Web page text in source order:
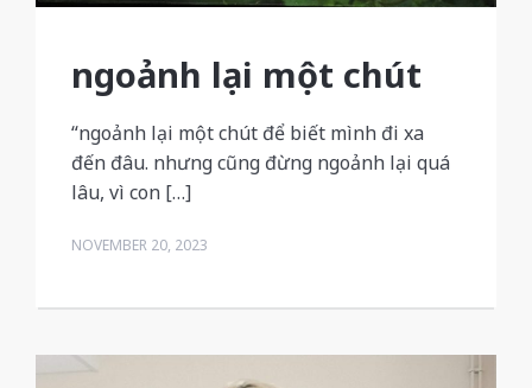
ngoảnh lại một chút
“ngoảnh lại một chút để biết mình đi xa
đến đâu. nhưng cũng đừng ngoảnh lại quá
lâu, vì con […]
NOVEMBER 20, 2023